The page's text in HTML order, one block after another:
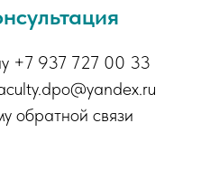
+7 937 727 00 33
обратной связи